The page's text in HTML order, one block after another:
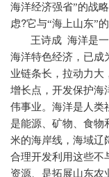
海洋经济强省”的战
虑?它与“海上山东”
王诗成 海洋是
海洋特色经济，已成
业链条长，拉动力大
增长点，开发保护海
伟事业。海洋是人类
是能源、矿物、食物
米的海岸线，海域辽
合理开发利用这些不
资源、是拓展山东农